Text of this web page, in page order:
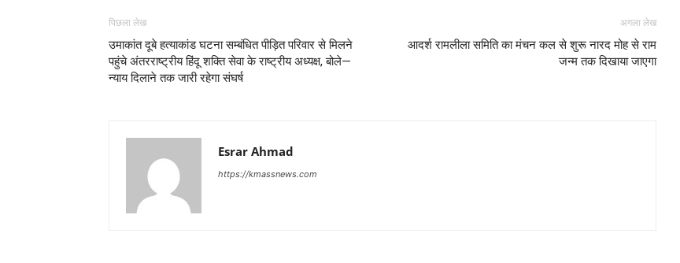
पिछला लेख
उमाकांत दूबे हत्याकांड घटना सम्बंधित पीड़ित परिवार से मिलने
पहुंचे अंतरराष्ट्रीय हिंदू शक्ति सेवा के राष्ट्रीय अध्यक्ष, बोले—
न्याय दिलाने तक जारी रहेगा संघर्ष
अगला लेख
आदर्श रामलीला समिति का मंचन कल से शुरू नारद मोह से राम
जन्म तक दिखाया जाएगा
Esrar Ahmad
https://kmassnews.com